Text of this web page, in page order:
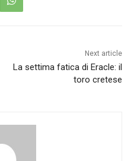
Next article
La settima fatica di Eracle: il
toro cretese